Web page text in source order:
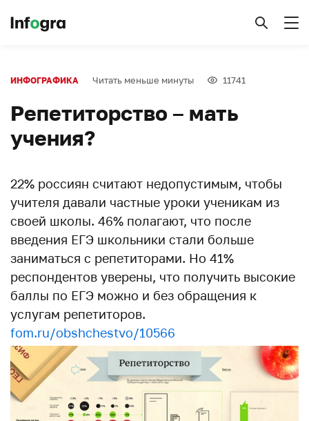
ИНФОГРАФИКА Читать меньше минуты 11741
Репетиторство – мать
учения?
22% россиян считают недопустимым, чтобы
учителя давали частные уроки ученикам из
своей школы. 46% полагают, что после
введения ЕГЭ школьники стали больше
заниматься с репетиторами. Но 41%
респондентов уверены, что получить высокие
баллы по ЕГЭ можно и без обращения к
услугам репетиторов.
fom.ru/obshchestvo/10566